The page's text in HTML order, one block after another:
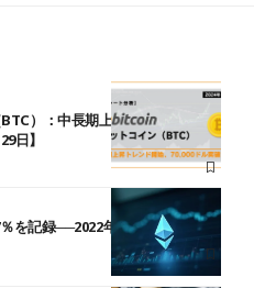
）：中長期上昇トレンド開
日】
を記録──2022年7月以来最大に